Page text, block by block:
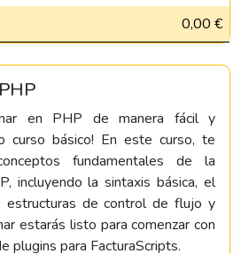
0,00 €
en PHP de manera fácil y
curso básico! En este curso, te
fundamentales de la
incluyendo la sintaxis básica, el
estructuras de control de flujo y
estarás listo para comenzar con
plugins para FacturaScripts.